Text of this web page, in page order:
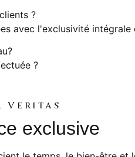
?
avec l'exclusivité intégrale
?
Veritas
exclusive